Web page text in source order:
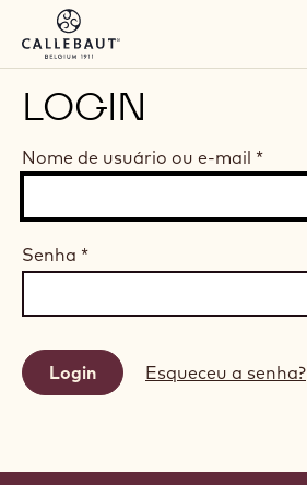
Skip to main content
LOGIN
Nome de usuário ou e-mail *
Senha *
Esqueceu a senha?